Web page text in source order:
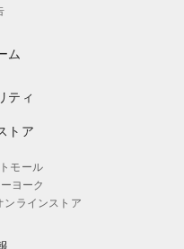
ム
ティ
トア
モール
ヨーク
ンラインストア